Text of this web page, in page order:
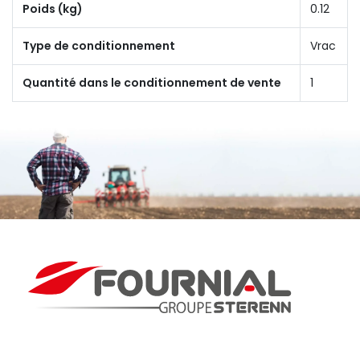
Poids (kg) 0.12
Type de conditionnement Vrac
Quantité dans le conditionnement de vente 1